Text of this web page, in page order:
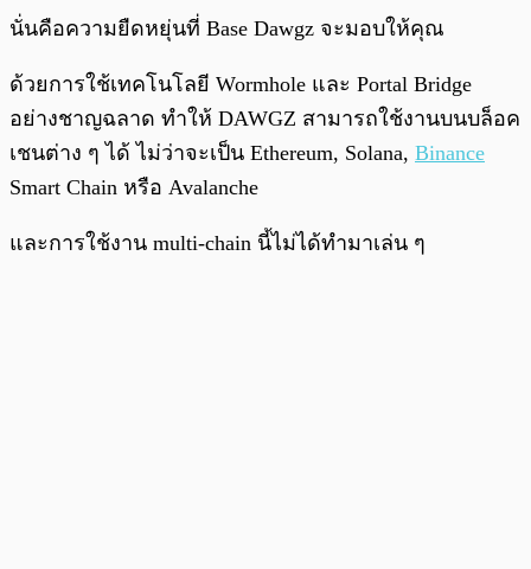
นั่นคือความยืดหยุ่นที่ Base Dawgz จะมอบให้คุณ
ด้วยการใช้เทคโนโลยี Wormhole และ Portal Bridge
อย่างชาญฉลาด ทำให้ DAWGZ สามารถใช้งานบนบล็อค
เชนต่าง ๆ ได้ ไม่ว่าจะเป็น Ethereum, Solana, Binance
Smart Chain หรือ Avalanche
และการใช้งาน multi-chain นี้ไม่ได้ทำมาเล่น ๆ